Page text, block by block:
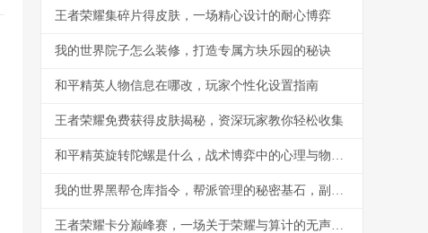
王者荣耀集碎片得皮肤，一场精心设计的耐心博弈
我的世界院子怎么装修，打造专属方块乐园的秘诀
和平精英人物信息在哪改，玩家个性化设置指南
王者荣耀免费获得皮肤揭秘，资深玩家教你轻松收集
和平精英旋转陀螺是什么，战术博弈中的心理与物理轴心
我的世界黑帮仓库指令，帮派管理的秘密基石，副标题，指令构筑的地下秩序与财富堡垒
王者荣耀卡分巅峰赛，一场关于荣耀与算计的无声战争